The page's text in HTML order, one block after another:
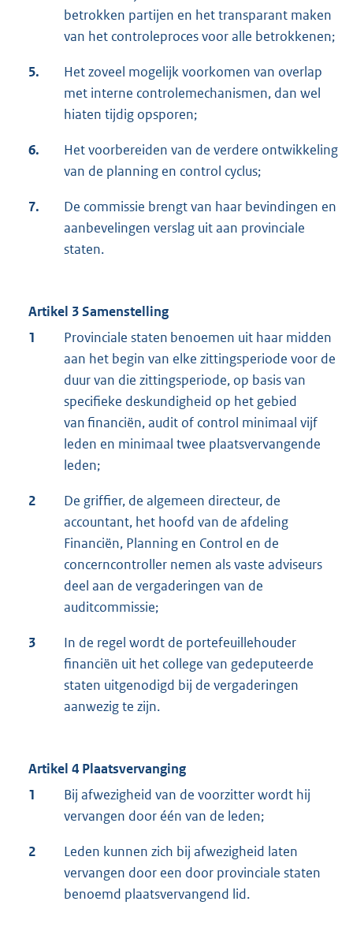
betrokken partijen en het transparant maken
van het controleproces voor alle betrokkenen;
5.
Het zoveel mogelijk voorkomen van overlap
met interne controlemechanismen, dan wel
hiaten tijdig opsporen;
6.
Het voorbereiden van de verdere ontwikkeling
van de planning en control cyclus;
7.
De commissie brengt van haar bevindingen en
aanbevelingen verslag uit aan provinciale
staten.
Artikel 3 Samenstelling
1
Provinciale staten benoemen uit haar midden
aan het begin van elke zittingsperiode voor de
duur van die zittingsperiode, op basis van
specifieke deskundigheid op het gebied
van financiën, audit of control minimaal vijf
leden en minimaal twee plaatsvervangende
leden;
2
De griffier, de algemeen directeur, de
accountant, het hoofd van de afdeling
Financiën, Planning en Control en de
concerncontroller nemen als vaste adviseurs
deel aan de vergaderingen van de
auditcommissie;
3
In de regel wordt de portefeuillehouder
financiën uit het college van gedeputeerde
staten uitgenodigd bij de vergaderingen
aanwezig te zijn.
Artikel 4 Plaatsvervanging
1
Bij afwezigheid van de voorzitter wordt hij
vervangen door één van de leden;
2
Leden kunnen zich bij afwezigheid laten
vervangen door een door provinciale staten
benoemd plaatsvervangend lid.